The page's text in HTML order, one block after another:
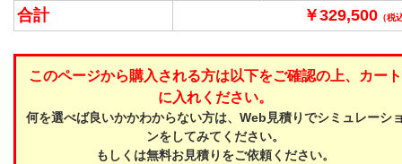
合計 ￥329,500 （税
このページから購入される方は以下をご確認の上、カート
に入れください。
何を選べば良いかかわからない方は、Web見積りでシミュレーシ
ンをしてみてください。
もしくは無料お見積りをご依頼ください。